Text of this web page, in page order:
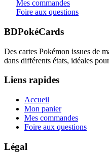
Mes commandes
Foire aux questions
BDPokéCards
Des cartes Pokémon issues de
dans différents états, idéales
Liens rapides
Accueil
Mon panier
Mes commandes
Foire aux questions
Légal